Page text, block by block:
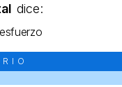
dice: